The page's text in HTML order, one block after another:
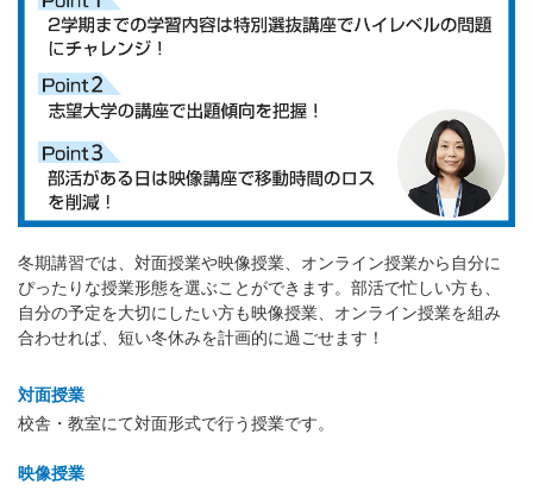
冬期講習では、対面授業や映像授業、オンライン授業から自分に
ぴったりな授業形態を選ぶことができます。部活で忙しい方も、
自分の予定を大切にしたい方も映像授業、オンライン授業を組み
合わせれば、短い冬休みを計画的に過ごせます！
対面授業
校舎・教室にて対面形式で行う授業です。
映像授業